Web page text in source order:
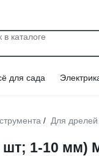
для сада
/ Для дрелей
1-10 мм)